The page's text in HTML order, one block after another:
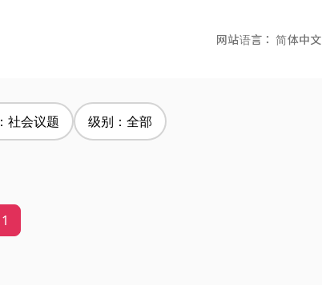
网站语言： 简体中文
社会议题 级别：全部
1